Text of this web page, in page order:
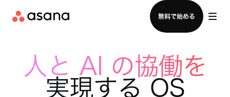
無料で始める
セールスチームに問い合わせる
人と AI の協働を
実現する OS